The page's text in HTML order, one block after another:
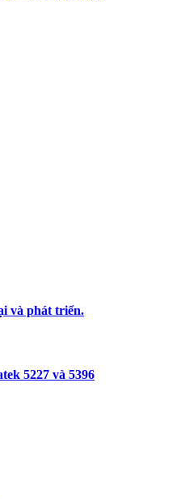
và phát triển.
5227 và 5396